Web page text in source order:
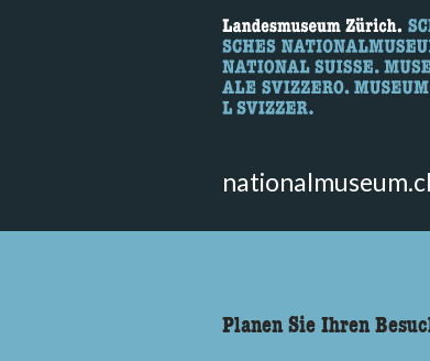
Hier können Sie nach
Planen Sie Ihren